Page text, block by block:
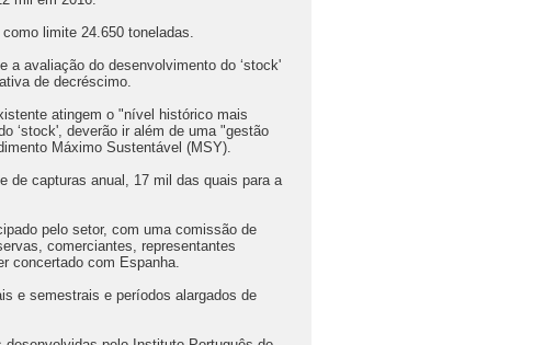
limite 24.650 toneladas.
a avaliação do desenvolvimento do ‘stock'
de decréscimo.
atingem o "nível histórico mais
‘stock', deverão ir além de uma "gestão
Máximo Sustentável (MSY).
de capturas anual, 17 mil das quais para a
pelo setor, com uma comissão de
comerciantes, representantes
concertado com Espanha.
e semestrais e períodos alargados de